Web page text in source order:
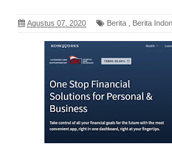
Agustus 07, 2020 Berita Berita